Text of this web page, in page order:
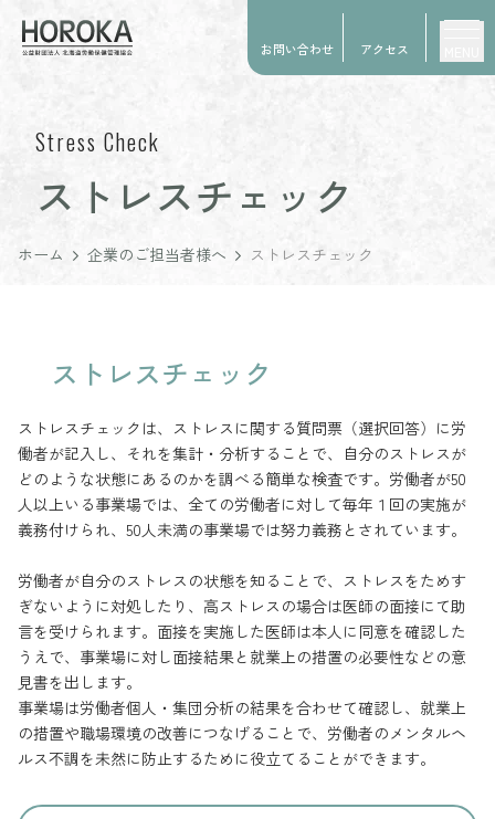
お問い合わせ アクセス
Stress Check
ストレスチェック
ホーム 企業のご担当者様へ ストレスチェック
ストレスチェック
ストレスチェックは、ストレスに関する質問票（選択回答）に労
働者が記入し、それを集計・分析することで、自分のストレスが
どのような状態にあるのかを調べる簡単な検査です。労働者が50
人以上いる事業場では、全ての労働者に対して毎年１回の実施が
義務付けられ、50人未満の事業場では努力義務とされています。
労働者が自分のストレスの状態を知ることで、ストレスをためす
ぎないように対処したり、高ストレスの場合は医師の面接にて助
言を受けられます。面接を実施した医師は本人に同意を確認した
うえで、事業場に対し面接結果と就業上の措置の必要性などの意
見書を出します。
事業場は労働者個人・集団分析の結果を合わせて確認し、就業上
の措置や職場環境の改善につなげることで、労働者のメンタルヘ
ルス不調を未然に防止するために役立てることができます。